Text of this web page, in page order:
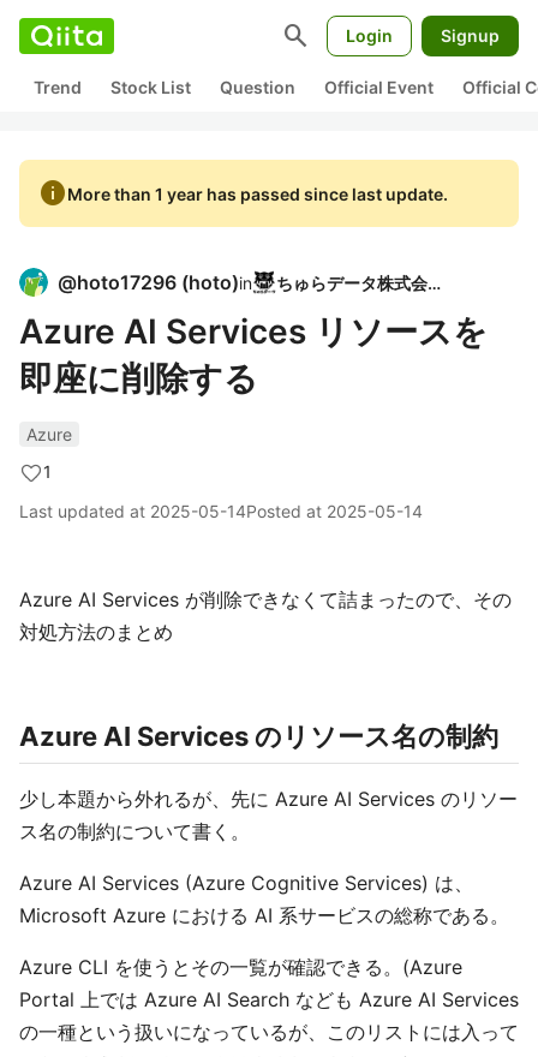
search Login Signup
Trend Stock List Question Official Event Official
infoMore than 1 year has passed since last update.
@hoto17296 (hoto)in ちゅらデータ株式会社
Azure AI Services リソースを
即座に削除する
Azure
1
Last updated at 2025-05-14Posted at 2025-05-14
Azure AI Services が削除できなくて詰まったので、その
対処方法のまとめ
Azure AI Services のリソース名の制約
少し本題から外れるが、先に Azure AI Services のリソー
ス名の制約について書く。
Azure AI Services (Azure Cognitive Services) は、
Microsoft Azure における AI 系サービスの総称である。
Azure CLI を使うとその一覧が確認できる。(Azure
Portal 上では Azure AI Search なども Azure AI Services
の一種という扱いになっているが、このリストには入って